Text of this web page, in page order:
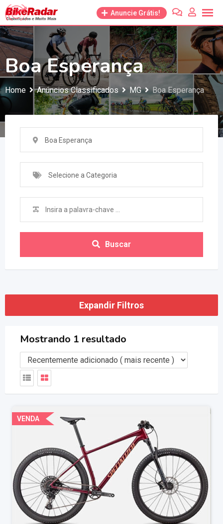
Anuncie Grátis!
Boa Esperança
Home Anúncios Classificados MG Boa Esperança
Boa Esperança
Selecione a Categoria
Buscar
Expandir Filtros
Mostrando 1 resultado
VENDA